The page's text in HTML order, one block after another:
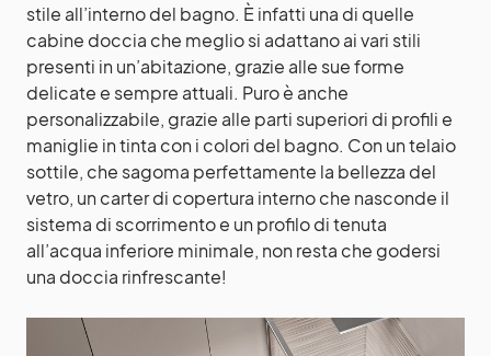
stile all’interno del bagno. È infatti una di quelle
cabine doccia che meglio si adattano ai vari stili
presenti in un’abitazione, grazie alle sue forme
delicate e sempre attuali. Puro è anche
personalizzabile, grazie alle parti superiori di profili e
maniglie in tinta con i colori del bagno. Con un telaio
sottile, che sagoma perfettamente la bellezza del
vetro, un carter di copertura interno che nasconde il
sistema di scorrimento e un profilo di tenuta
all’acqua inferiore minimale, non resta che godersi
una doccia rinfrescante!